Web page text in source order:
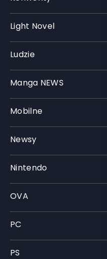
Light Novel
Ludzie
Manga NEWS
Mobilne
Newsy
Nintendo
OVA
PC
PS